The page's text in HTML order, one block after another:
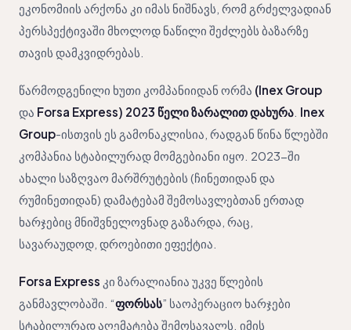
ეკონომიის არქონა კი იმას ნიშნავს, რომ გრძელვადიან
პერსპექტივაში მხოლოდ ნაწილი შეძლებს ბაზარზე
თავის დამკვიდრებას.
წარმოდგენილი ხუთი კომპანიიდან ორმა (Inex Group
და Forsa Express) 2023 წელი ზარალით დახურა Inex
Group-ისთვის ეს გამონაკლისია, რადგან წინა წლებში
კომპანია სტაბილურად მომგებიანი იყო. 2023-ში
ახალი საზღვაო მარშრუტების (ჩინეთიდან და
რუმინეთიდან) დამატებამ შემოსავლებთან ერთად
ხარჯებიც მნიშვნელოვნად გაზარდა, რაც,
სავარაუდოდ, დროებითი ეფექტია.
Forsa Express კი ზარალიანია უკვე წლების
განმავლობაში. “ფორსას” საოპერაციო ხარჯები
სტაბილურად აღემატება შემოსავალს. იმის